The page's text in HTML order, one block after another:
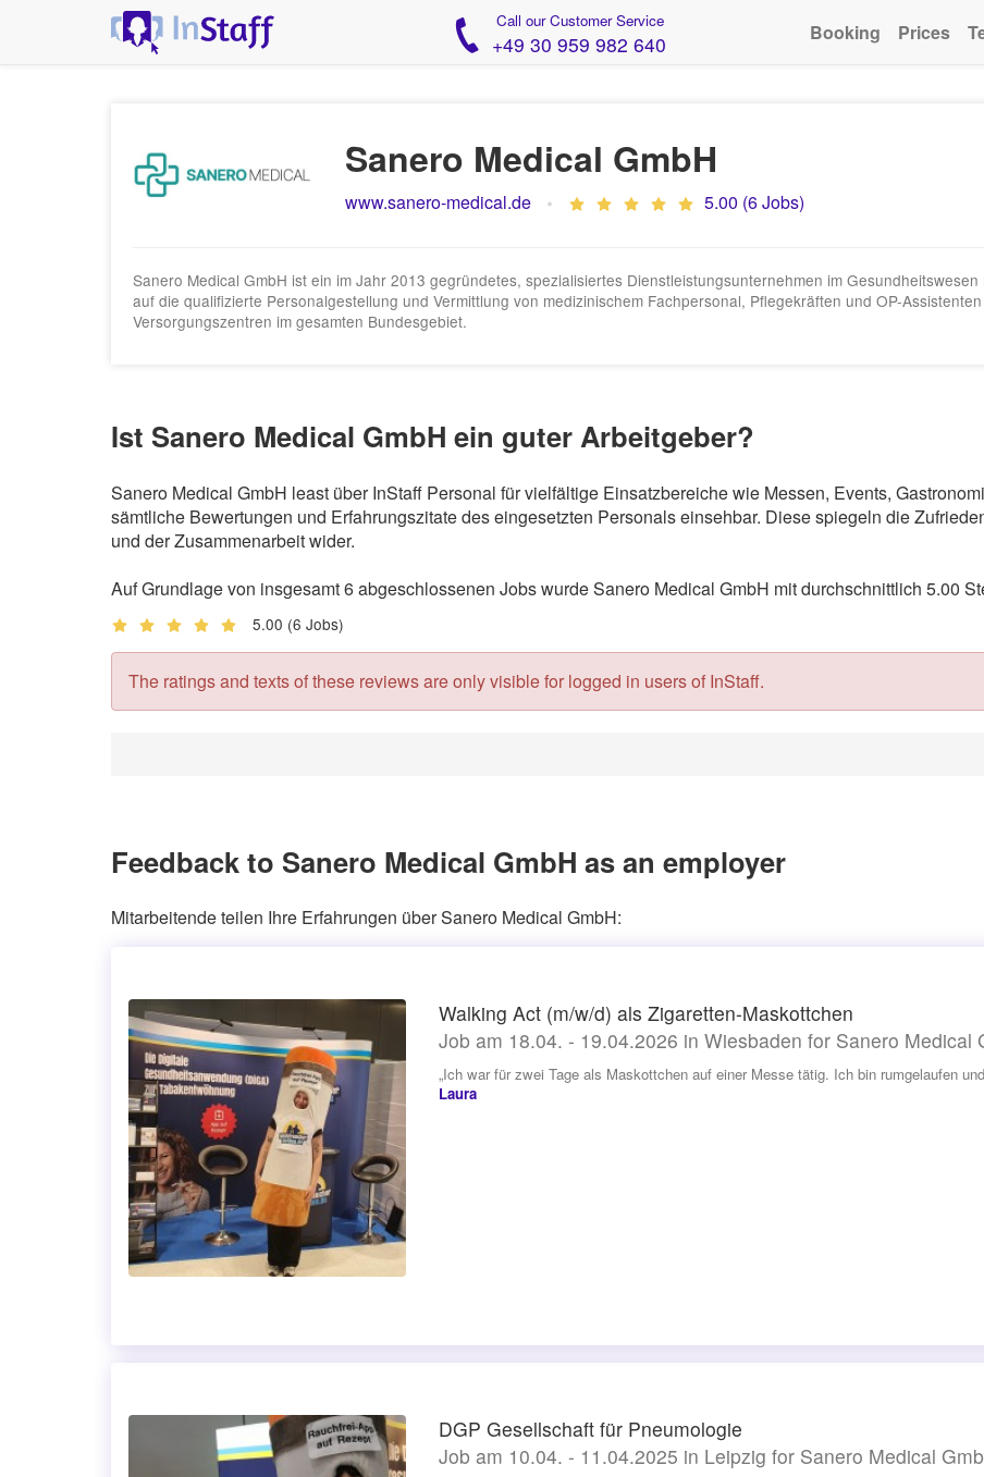
Call our Customer Service
+49 30 959 982 640 Booking Prices
Sanero Medical GmbH
www.sanero-medical.de 5.00 (6 Jobs)
Sanero Medical GmbH ist ein im Jahr 2013 gegründetes, spezialisiertes Dienstleistungsunternehmen im
auf die qualifizierte Personalgestellung und Vermittlung von medizinischem Fachpersonal, Pflegekräften und OP-
Versorgungszentren im gesamten Bundesgebiet.
Ist Sanero Medical GmbH ein guter Arbeitgeber?
Sanero Medical GmbH least über InStaff Personal für vielfältige Einsatzbereiche wie Messen, Events,
sämtliche Bewertungen und Erfahrungszitate des eingesetzten Personals einsehbar. Diese spiegeln die
und der Zusammenarbeit wider.
Auf Grundlage von insgesamt 6 abgeschlossenen Jobs wurde Sanero Medical GmbH mit durchschnittlich 5.00
5.00 (6 Jobs)
The ratings and texts of these reviews are only visible for logged in users of InStaff.
Feedback to Sanero Medical GmbH as an employer
Mitarbeitende teilen Ihre Erfahrungen über Sanero Medical GmbH:
Walking Act (m/w/d) als Zigaretten-Maskottchen
Job am 18.04. - 19.04.2026 in Wiesbaden for Sanero Medical
„Ich war für zwei Tage als Maskottchen auf einer Messe tätig. Ich bin rumgelaufen
Laura
DGP Gesellschaft für Pneumologie
Job am 10.04. - 11.04.2025 in Leipzig for Sanero Medical